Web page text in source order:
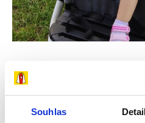
Souhlas
29. 7. 2026
Snažíme se dělat vše
byla šťastná – příběh